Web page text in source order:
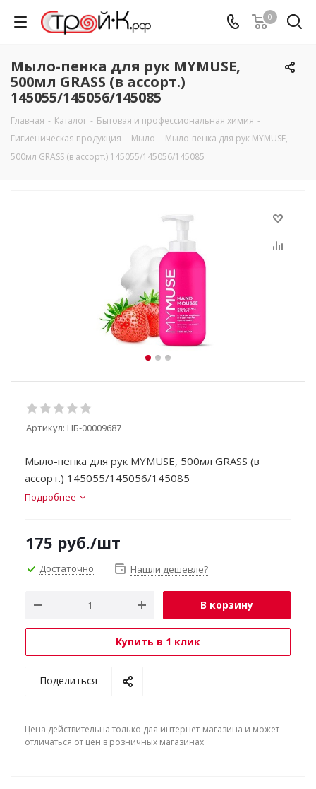
0
Мыло-пенка для рук MYMUSE,
500мл GRASS (в ассорт.)
145055/145056/145085
Главная - Каталог - Бытовая и профессиональная химия -
Гигиеническая продукция - Мыло - Мыло-пенка для рук MYMUSE,
500мл GRASS (в ассорт.) 145055/145056/145085
Артикул: ЦБ-00009687
Мыло-пенка для рук MYMUSE, 500мл GRASS (в
ассорт.) 145055/145056/145085
Подробнее
175 руб./шт
Достаточно Нашли дешевле?
В корзину
Купить в 1 клик
Поделиться
Цена действительна только для интернет-магазина и может
отличаться от цен в розничных магазинах